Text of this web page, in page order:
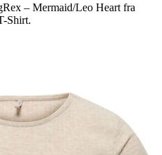
– Mermaid/Leo Heart fra
Shirt.